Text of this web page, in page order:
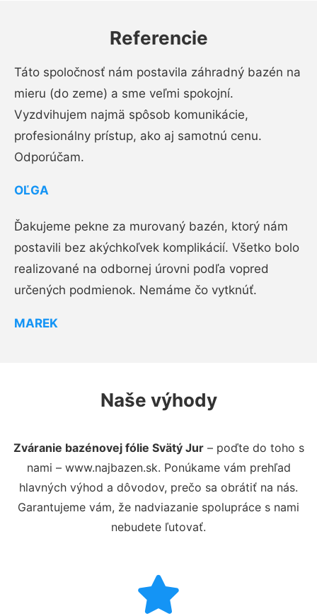
Referencie
Táto spoločnosť nám postavila záhradný bazén na
mieru (do zeme) a sme veľmi spokojní.
Vyzdvihujem najmä spôsob komunikácie,
profesionálny prístup, ako aj samotnú cenu.
Odporúčam.
OĽGA
Ďakujeme pekne za murovaný bazén, ktorý nám
postavili bez akýchkoľvek komplikácií. Všetko bolo
realizované na odbornej úrovni podľa vopred
určených podmienok. Nemáme čo vytknúť.
MAREK
Naše výhody
Zváranie bazénovej fólie Svätý Jur– poďte do toho s
nami – www.najbazen.sk. Ponúkame vám prehľad
hlavných výhod a dôvodov, prečo sa obrátiť na nás.
Garantujeme vám, že nadviazanie spolupráce s nami
nebudete ľutovať.